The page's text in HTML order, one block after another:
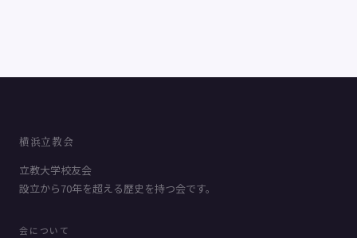
横浜立教会
立教大学校友会
設立から70年を超える歴史を持つ会です。
会について